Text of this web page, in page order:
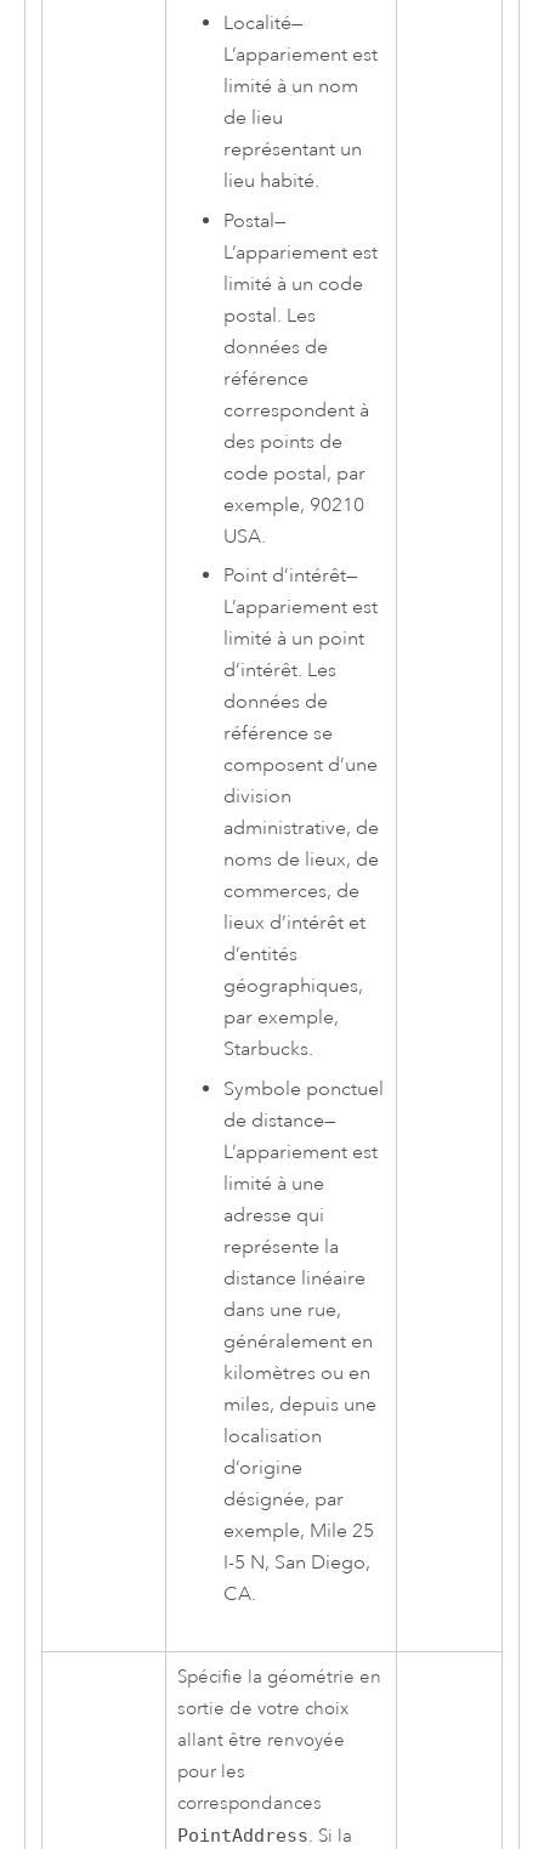
Localité—
L’appariement est
limité à un nom
de lieu
représentant un
lieu habité.
Postal—
L’appariement est
limité à un code
postal. Les
données de
référence
correspondent à
des points de
code postal, par
exemple, 90210
USA.
Point d’intérêt—
L’appariement est
limité à un point
d’intérêt. Les
données de
référence se
composent d’une
division
administrative, de
noms de lieux, de
commerces, de
lieux d’intérêt et
d’entités
géographiques,
par exemple,
Starbucks.
Symbole ponctuel
de distance—
L’appariement est
limité à une
adresse qui
représente la
distance linéaire
dans une rue,
généralement en
kilomètres ou en
miles, depuis une
localisation
d’origine
désignée, par
exemple, Mile 25
I-5 N, San Diego,
CA.
Spécifie la géométrie en
sortie de votre choix
allant être renvoyée
pour les
correspondances
PointAddress. Si la